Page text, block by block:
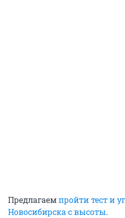
Предлагаемпройти тест и
Новосибирска с высоты.